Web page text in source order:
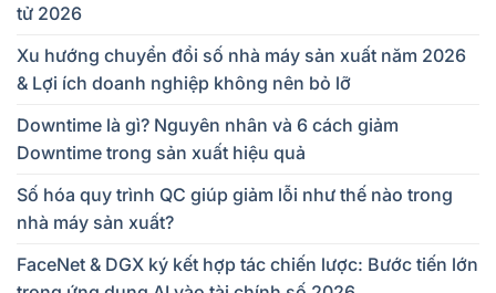
tử 2026
Xu hướng chuyển đổi số nhà máy sản xuất năm 2026
& Lợi ích doanh nghiệp không nên bỏ lỡ
Downtime là gì? Nguyên nhân và 6 cách giảm
Downtime trong sản xuất hiệu quả
Số hóa quy trình QC giúp giảm lỗi như thế nào trong
nhà máy sản xuất?
FaceNet & DGX ký kết hợp tác chiến lược: Bước tiến lớn